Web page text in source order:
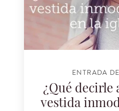
ENTRADA
¿Qué decirle
vestida